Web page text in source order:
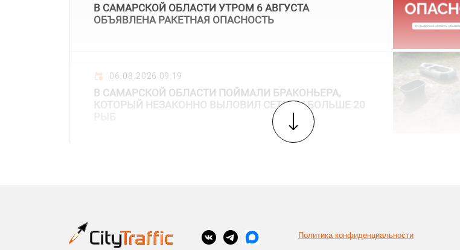
В САМАРСКОЙ ОБЛАСТИ УТРОМ 6 АВГУСТА
ОБЪЯВЛЕНА РАКЕТНАЯ ОПАСНОСТЬ
06.08.2026 09:19
В САМАРСКОЙ ОБЛАСТИ ПОЙМАЛИ БРАКОНЬЕРА,
КОТОРЫЙ НЕЗАКОННО ВЫЛОВИЛ СЕТЯМИ БОЛЬШЕ 20
Политика конфиденциальности